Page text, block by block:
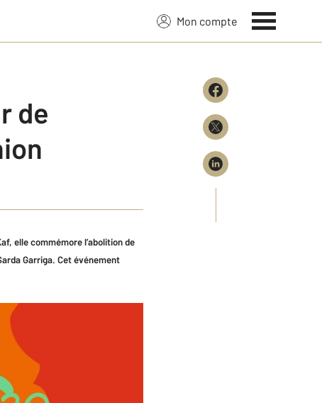
Mon compte
de
elle commémore l’abolition de
Garriga. Cet événement